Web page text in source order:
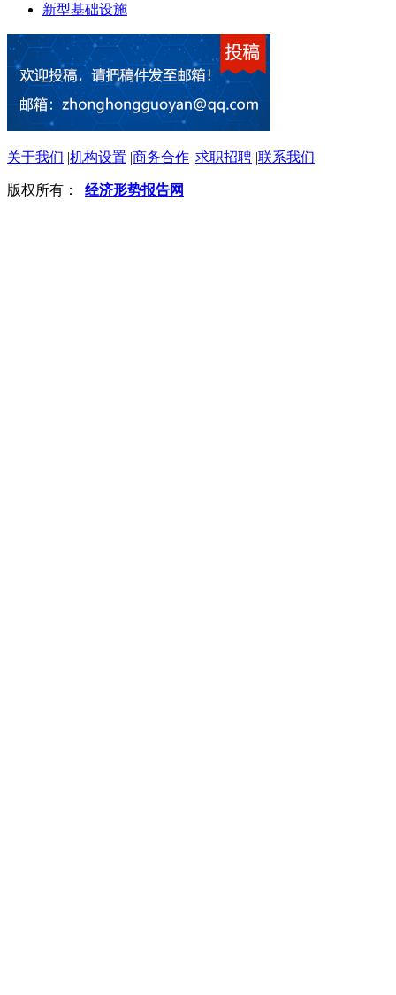
新型基础设施
关于我们 |机构设置 |商务合作 |求职招聘 |联系我们
版权所有： 经济形势报告网